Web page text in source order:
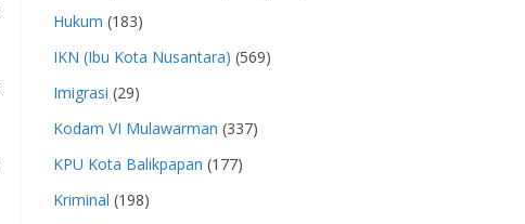
Hukum (183)
IKN (Ibu Kota Nusantara) (569)
Imigrasi (29)
Kodam VI Mulawarman (337)
KPU Kota Balikpapan (177)
Kriminal (198)